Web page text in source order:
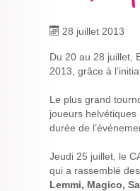
28 juillet 2013
Du 20 au 28 juillet,
2013, grâce à
Le plus grand
joueurs helvétiques
durée de
Jeudi 25 juillet, le
qui a rassemblé
Lemmi, Magico,